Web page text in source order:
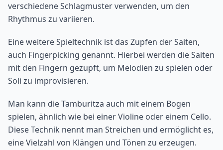
verschiedene Schlagmuster verwenden, um den
Rhythmus zu variieren.
Eine weitere Spieltechnik ist das Zupfen der Saiten,
auch Fingerpicking genannt. Hierbei werden die Saiten
mit den Fingern gezupft, um Melodien zu spielen oder
Soli zu improvisieren.
Man kann die Tamburitza auch mit einem Bogen
spielen, ähnlich wie bei einer Violine oder einem Cello.
Diese Technik nennt man Streichen und ermöglicht es,
eine Vielzahl von Klängen und Tönen zu erzeugen.